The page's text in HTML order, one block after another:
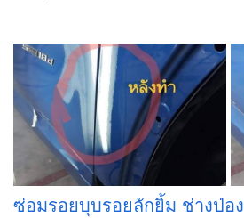
ซ่อมรอยบุบรอยลักยิ้ม ช่างป่อง